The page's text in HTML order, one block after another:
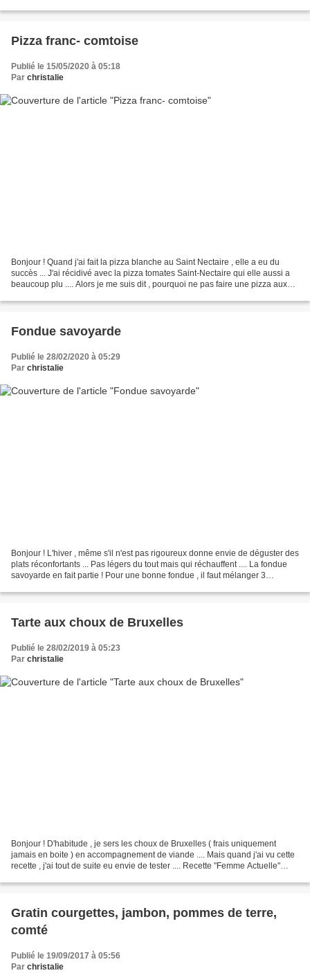
Pizza franc- comtoise
Publié le 15/05/2020 à 05:18
Par christalie
Bonjour ! Quand j'ai fait la pizza blanche au Saint Nectaire , elle a eu du
succès ... J'ai récidivé avec la pizza tomates Saint-Nectaire qui elle aussi a
beaucoup plu .... Alors je me suis dit , pourquoi ne pas faire une pizza aux
Fondue savoyarde
Publié le 28/02/2020 à 05:29
Par christalie
Bonjour ! L'hiver , même s'il n'est pas rigoureux donne envie de déguster des
plats réconfortants ... Pas légers du tout mais qui réchauffent .... La fondue
savoyarde en fait partie ! Pour une bonne fondue , il faut mélanger 3
Tarte aux choux de Bruxelles
Publié le 28/02/2019 à 05:23
Par christalie
Bonjour ! D'habitude , je sers les choux de Bruxelles ( frais uniquement
jamais en boite ) en accompagnement de viande .... Mais quand j'ai vu cette
recette , j'ai tout de suite eu envie de tester .... Recette "Femme Actuelle"
Gratin courgettes, jambon, pommes de terre,
comté
Publié le 19/09/2017 à 05:56
Par christalie